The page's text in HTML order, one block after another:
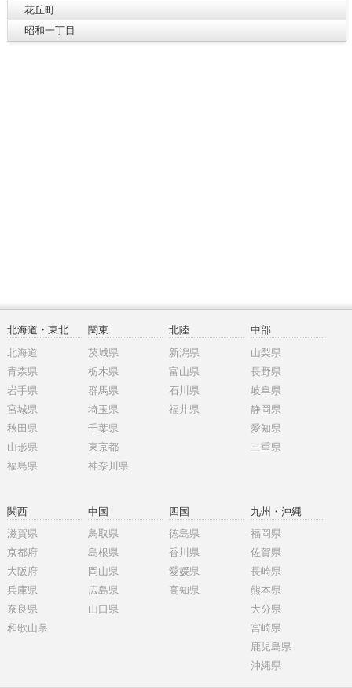
花丘町
昭和一丁目
北海道・東北
北海道
青森県
岩手県
宮城県
秋田県
山形県
福島県
関東
茨城県
栃木県
群馬県
埼玉県
千葉県
東京都
神奈川県
北陸
新潟県
富山県
石川県
福井県
中部
山梨県
長野県
岐阜県
静岡県
愛知県
三重県
関西
滋賀県
京都府
大阪府
兵庫県
奈良県
和歌山県
中国
鳥取県
島根県
岡山県
広島県
山口県
四国
徳島県
香川県
愛媛県
高知県
九州・沖縄
福岡県
佐賀県
長崎県
熊本県
大分県
宮崎県
鹿児島県
沖縄県